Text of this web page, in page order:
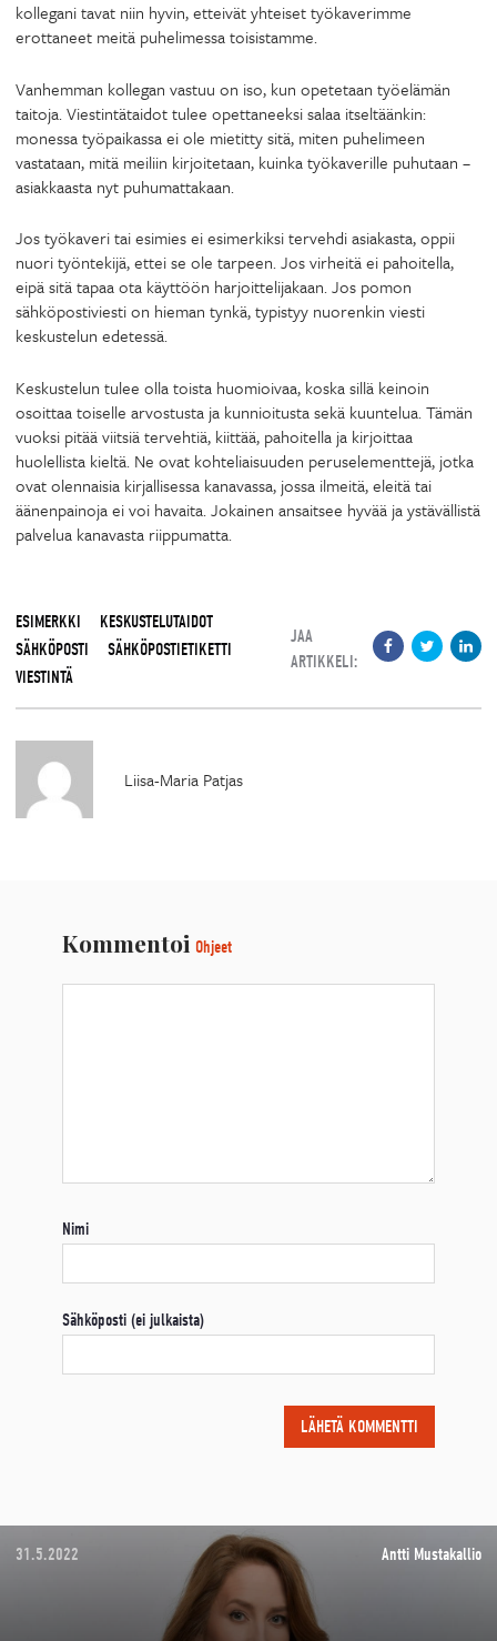
kollegani tavat niin hyvin, etteivät yhteiset työkaverimme
erottaneet meitä puhelimessa toisistamme.
Vanhemman kollegan vastuu on iso, kun opetetaan työelämän
taitoja. Viestintätaidot tulee opettaneeksi salaa itseltäänkin:
monessa työpaikassa ei ole mietitty sitä, miten puhelimeen
vastataan, mitä meiliin kirjoitetaan, kuinka työkaverille puhutaan –
asiakkaasta nyt puhumattakaan.
Jos työkaveri tai esimies ei esimerkiksi tervehdi asiakasta, oppii
nuori työntekijä, ettei se ole tarpeen. Jos virheitä ei pahoitella,
eipä sitä tapaa ota käyttöön harjoittelijakaan. Jos pomon
sähköpostiviesti on hieman tynkä, typistyy nuorenkin viesti
keskustelun edetessä.
Keskustelun tulee olla toista huomioivaa, koska sillä keinoin
osoittaa toiselle arvostusta ja kunnioitusta sekä kuuntelua. Tämän
vuoksi pitää viitsiä tervehtiä, kiittää, pahoitella ja kirjoittaa
huolellista kieltä. Ne ovat kohteliaisuuden peruselementtejä, jotka
ovat olennaisia kirjallisessa kanavassa, jossa ilmeitä, eleitä tai
äänenpainoja ei voi havaita. Jokainen ansaitsee hyvää ja ystävällistä
palvelua kanavasta riippumatta.
ESIMERKKI
KESKUSTELUTAIDOT
SÄHKÖPOSTI
SÄHKÖPOSTIETIKETTI
VIESTINTÄ
JAA
ARTIKKELI:
Liisa-Maria Patjas
Kommentoi Ohjeet
Nimi
Sähköposti (ei julkaista)
31.5.2022 Antti Mustakallio